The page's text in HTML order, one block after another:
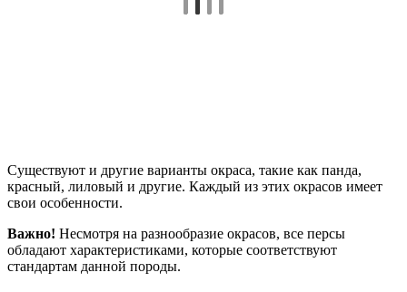
Существуют и другие варианты окраса, такие как панда,
красный, лиловый и другие. Каждый из этих окрасов имеет
свои особенности.
Важно! Несмотря на разнообразие окрасов, все персы
обладают характеристиками, которые соответствуют
стандартам данной породы.